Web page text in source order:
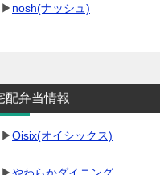
▶ nosh(ナッシュ)
配弁当情報
▶Oisix(オイシックス)